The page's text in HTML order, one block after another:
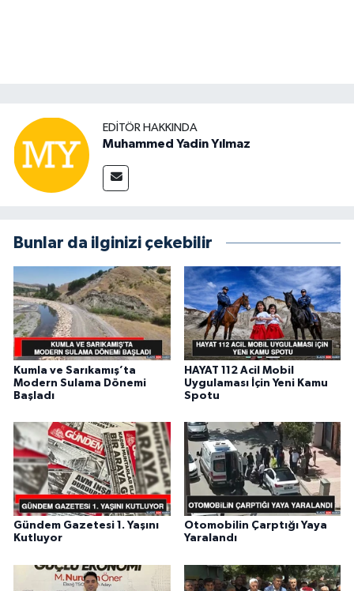
EDITÖR HAKKINDA
Muhammed Yadin Yılmaz
Bunlar da ilginizi çekebilir
Kumla ve Sarıkamış’ta
Modern Sulama Dönemi
Başladı
HAYAT 112 Acil Mobil
Uygulaması İçin Yeni Kamu
Spotu
Gündem Gazetesi 1. Yaşını
Kutluyor
Otomobilin Çarptığı Yaya
Yaralandı